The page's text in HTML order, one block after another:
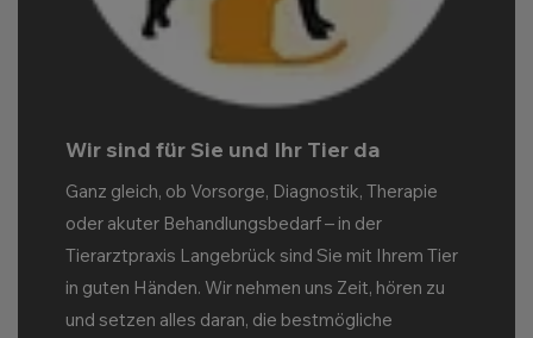
Wir sind für Sie und Ihr Tier da
Ganz gleich, ob Vorsorge, Diagnostik, Therapie
oder akuter Behandlungsbedarf – in der
Tierarztpraxis Langebrück sind Sie mit Ihrem Tier
in guten Händen. Wir nehmen uns Zeit, hören zu
und setzen alles daran, die bestmögliche